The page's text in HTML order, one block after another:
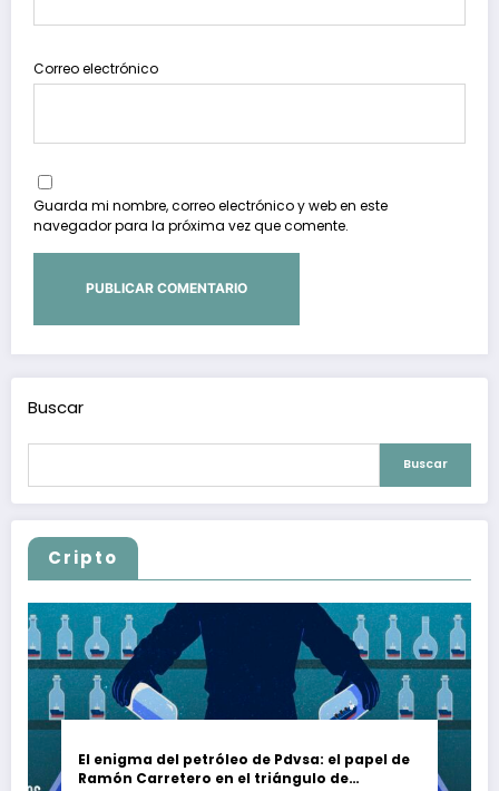
Correo electrónico
Guarda mi nombre, correo electrónico y web en este
navegador para la próxima vez que comente.
Buscar
Buscar
Cripto
El enigma del petróleo de Pdvsa: el papel de
Ramón Carretero en el triángulo de